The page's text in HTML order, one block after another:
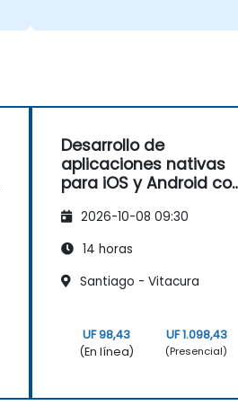
Desarrollo de
aplicaciones nativas
para iOS y Android
2026-10-08 09:30
14 horas
Santiago - Vitacura
UF 98,43
(En línea)
UF 1.098,43
(Presencial)